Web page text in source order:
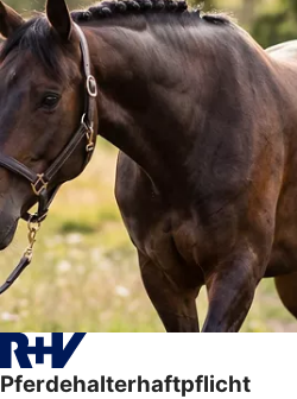
Pferdehalterhaftpflicht